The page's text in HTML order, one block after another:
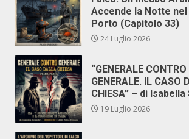
Accende la Notte
Porto (Capitolo 33)
24 Luglio 2026
“GENERALE CONTRO
GENERALE. IL CASO
CHIESA” – di
19 Luglio 2026